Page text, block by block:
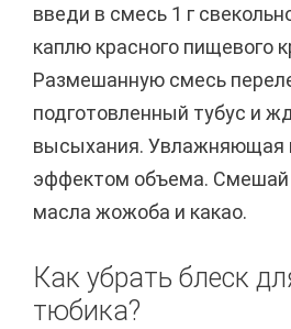
введи в смесь 1 г
каплю красного пищевого
Размешанную смесь
подготовленный тубус и
высыхания. Увлажняющая
эффектом объема. Смешай
масла жожоба и какао.
Как убрать блеск
тюбика?